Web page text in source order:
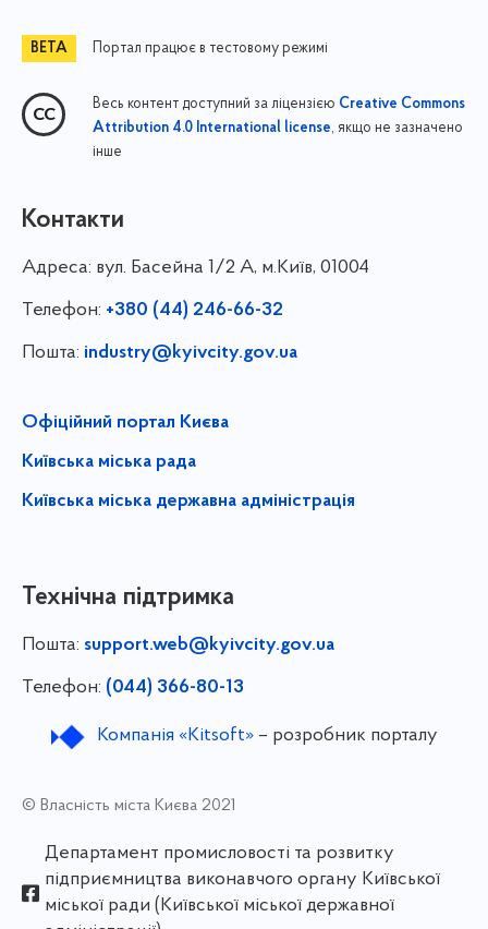
Портал працює в тестовому режимі
Весь контент доступний за ліцензією Creative Commons
Attribution 4.0 International license, якщо не зазначено
інше
Контакти
Адреса: вул. Басейна 1/⁠2 А, м.Київ, 01004
Телефон: +380 (44) 246-66-32
Пошта: industry@kyivcity.gov.ua
Офіційний портал Києва
Київська міська рада
Київська міська державна адміністрація
Технічна підтримка
Пошта: support.web@kyivcity.gov.ua
Телефон: (044) 366-80-13
Компанія «Kitsoft»– розробник порталу
© Власність міста Києва 2021
Департамент промисловості та розвитку
підприємництва виконавчого органу Київської
міської ради (Київської міської державної